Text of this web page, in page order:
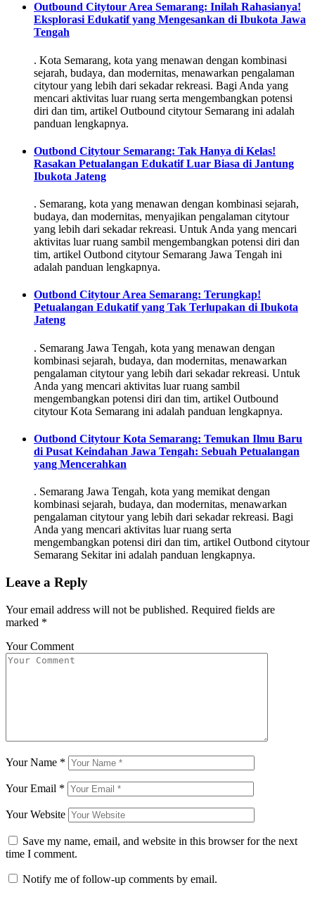
Outbound Citytour Area Semarang: Inilah Rahasianya!
Eksplorasi Edukatif yang Mengesankan di Ibukota Jawa
Tengah
. Kota Semarang, kota yang menawan dengan kombinasi
sejarah, budaya, dan modernitas, menawarkan pengalaman
citytour yang lebih dari sekadar rekreasi. Bagi Anda yang
mencari aktivitas luar ruang serta mengembangkan potensi
diri dan tim, artikel Outbound citytour Semarang ini adalah
panduan lengkapnya.
Outbond Citytour Semarang: Tak Hanya di Kelas!
Rasakan Petualangan Edukatif Luar Biasa di Jantung
Ibukota Jateng
. Semarang, kota yang menawan dengan kombinasi sejarah,
budaya, dan modernitas, menyajikan pengalaman citytour
yang lebih dari sekadar rekreasi. Untuk Anda yang mencari
aktivitas luar ruang sambil mengembangkan potensi diri dan
tim, artikel Outbond citytour Semarang Jawa Tengah ini
adalah panduan lengkapnya.
Outbond Citytour Area Semarang: Terungkap!
Petualangan Edukatif yang Tak Terlupakan di Ibukota
Jateng
. Semarang Jawa Tengah, kota yang menawan dengan
kombinasi sejarah, budaya, dan modernitas, menawarkan
pengalaman citytour yang lebih dari sekadar rekreasi. Untuk
Anda yang mencari aktivitas luar ruang sambil
mengembangkan potensi diri dan tim, artikel Outbound
citytour Kota Semarang ini adalah panduan lengkapnya.
Outbond Citytour Kota Semarang: Temukan Ilmu Baru
di Pusat Keindahan Jawa Tengah: Sebuah Petualangan
yang Mencerahkan
. Semarang Jawa Tengah, kota yang memikat dengan
kombinasi sejarah, budaya, dan modernitas, menawarkan
pengalaman citytour yang lebih dari sekadar rekreasi. Bagi
Anda yang mencari aktivitas luar ruang serta
mengembangkan potensi diri dan tim, artikel Outbond citytour
Semarang Sekitar ini adalah panduan lengkapnya.
Leave a Reply
Your email address will not be published. Required fields are
marked *
Your Comment
Your Name *
Your Email *
Your Website
Save my name, email, and website in this browser for the next
time I comment.
Notify me of follow-up comments by email.